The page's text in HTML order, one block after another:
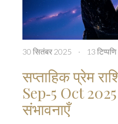
30 सितंबर 2025 · 13 टिप्पणि
सप्ताहिक प्रेम
Sep‑5 Oct
संभावनाएँ